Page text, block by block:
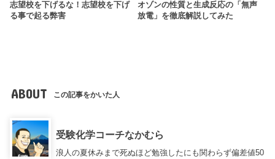
志望校を下げるな！志望校を下げ
る事で起る弊害
オゾンの性質と生成反応の「無声
放電」を徹底解説してみた
ABOUT この記事をかいた人
受験化学コーチなかむら
浪人の夏休みまで死ぬほど勉強したにも関わらず偏差値50